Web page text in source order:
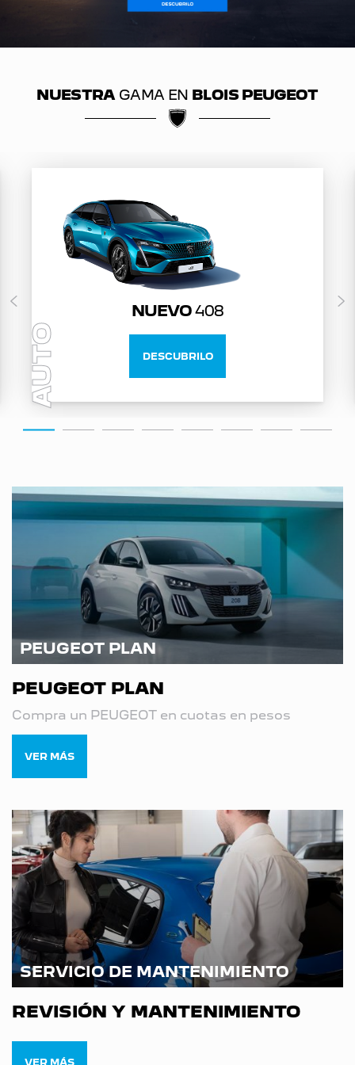
NUESTRA GAMA EN BLOIS PEUGEOT
AUTO
NUEVO408
DESCUBRILO
PEUGEOT PLAN
PEUGEOT PLAN
Compra un PEUGEOT en cuotas en pesos
VER MÁS
SERVICIO DE MANTENIMIENTO
REVISIÓN Y MANTENIMIENTO
VER MÁS